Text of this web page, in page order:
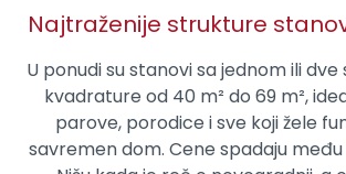
Najtraženije strukture
U ponudi su stanovi sa jednom ili
kvadrature od 40 m² do 69 m²,
parove, porodice i sve koji žele
savremen dom. Cene spadaju